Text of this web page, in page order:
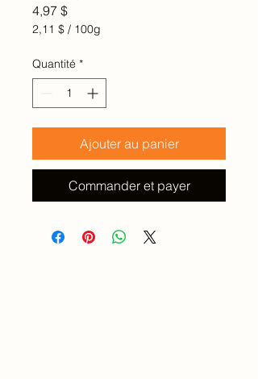
4,97 $Prix
2,11 $ / 100g
pour
100
Grammes
Quantité *
Ajouter au panier
Commander et payer